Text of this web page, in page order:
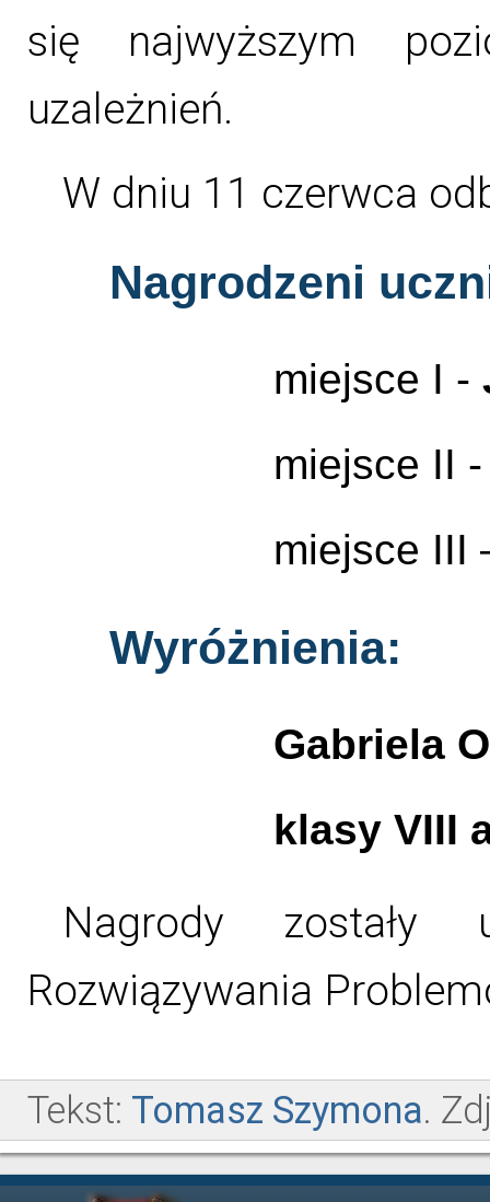
się najwyższym
uzależnień.
W dniu 11 czerwca
Nagrodzeni
miejsce I -
miejsce II
miejsce III
Wyróżnienia:
Gabriela
klasy VIII
Nagrody zostały
Rozwiązywania
Tekst: Tomasz Szymona.